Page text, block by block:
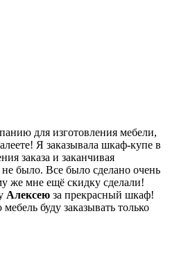
для изготовления мебели,
Я заказывала шкаф-купе в
заказа и заканчивая
было. Все было сделано очень
же мне ещё скидку сделали!
Алексею за прекрасный шкаф!
буду заказывать только